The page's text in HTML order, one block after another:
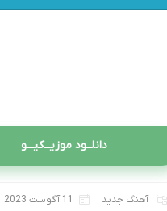
دانلــود موزیــکیـــو
آهنگ جدید 11 آگوست 2023